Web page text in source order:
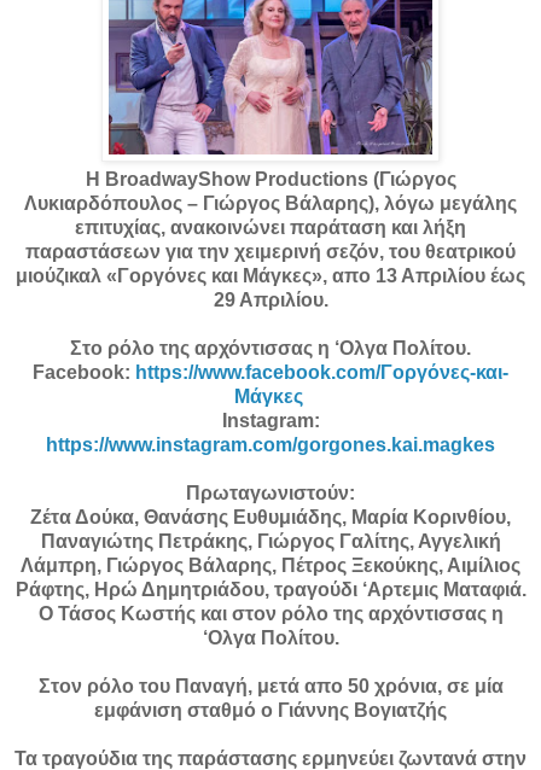
Η BroadwayShow Productions (Γιώργος
Λυκιαρδόπουλος – Γιώργος Βάλαρης), λόγω μεγάλης
επιτυχίας, ανακοινώνει παράταση και λήξη
παραστάσεων για την χειμερινή σεζόν, του θεατρικού
μιούζικαλ «Γοργόνες και Μάγκες», απο 13 Απριλίου έως
29 Απριλίου.
Στο ρόλο της αρχόντισσας η ‘Ολγα Πολίτου.
Facebook: https://www.facebook.com/Γοργόνες-και-
Μάγκες
Instagram:
https://www.instagram.com/gorgones.kai.magkes
Πρωταγωνιστούν:
Ζέτα Δούκα, Θανάσης Ευθυμιάδης, Μαρία Κορινθίου,
Παναγιώτης Πετράκης, Γιώργος Γαλίτης, Αγγελική
Λάμπρη, Γιώργος Βάλαρης, Πέτρος Ξεκούκης, Αιμίλιος
Ράφτης, Ηρώ Δημητριάδου, τραγούδι ‘Αρτεμις Ματαφιά.
Ο Τάσος Κωστής και στον ρόλο της αρχόντισσας η
‘Ολγα Πολίτου.
Στον ρόλο του Παναγή, μετά απο 50 χρόνια, σε μία
εμφάνιση σταθμό ο Γιάννης Βογιατζής
Τα τραγούδια της παράστασης ερμηνεύει ζωντανά στην